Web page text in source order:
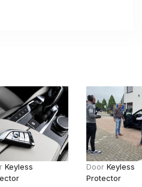
Keyless
Door Keyless
Protector